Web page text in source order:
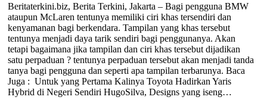
Beritaterkini.biz, Berita Terkini, Jakarta – Bagi pengguna BMW
ataupun McLaren tentunya memiliki ciri khas tersendiri dan
kenyamanan bagi berkendara. Tampilan yang khas tersebut
tentunya menjadi daya tarik sendiri bagi penggunanya. Akan
tetapi bagaimana jika tampilan dan ciri khas tersebut dijadikan
satu perpaduan ? tentunya perpaduan tersebut akan menjadi tanda
tanya bagi pengguna dan seperti apa tampilan terbarunya. Baca
Juga : Untuk yang Pertama Kalinya Toyota Hadirkan Yaris
Hybrid di Negeri Sendiri HugoSilva, Designs yang iseng…